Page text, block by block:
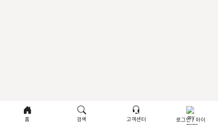
홈 검색 고객센터 로그인 / 마이